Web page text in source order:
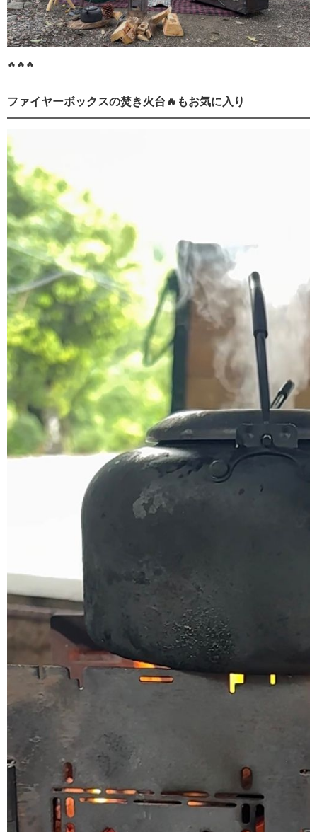
🔥🔥🔥
ファイヤーボックスの焚き火台🔥もお気に入り